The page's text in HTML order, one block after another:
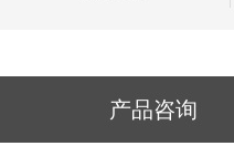
产品咨询